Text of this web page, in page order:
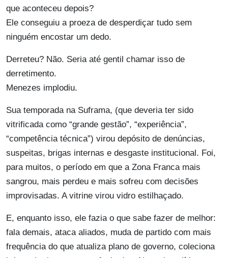
que aconteceu depois?
Ele conseguiu a proeza de desperdiçar tudo sem
ninguém encostar um dedo.
Derreteu? Não. Seria até gentil chamar isso de
derretimento.
Menezes implodiu.
Sua temporada na Suframa, (que deveria ter sido
vitrificada como “grande gestão”, “experiência”,
“competência técnica”) virou depósito de denúncias,
suspeitas, brigas internas e desgaste institucional. Foi,
para muitos, o período em que a Zona Franca mais
sangrou, mais perdeu e mais sofreu com decisões
improvisadas. A vitrine virou vidro estilhaçado.
E, enquanto isso, ele fazia o que sabe fazer de melhor:
fala demais, ataca aliados, muda de partido com mais
frequência do que atualiza plano de governo, coleciona